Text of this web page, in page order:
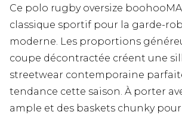
Ce polo rugby oversize
classique sportif pour la garde-
moderne. Les proportions
coupe décontractée créent une
streetwear contemporaine
tendance cette saison. À porter
ample et des baskets chunky